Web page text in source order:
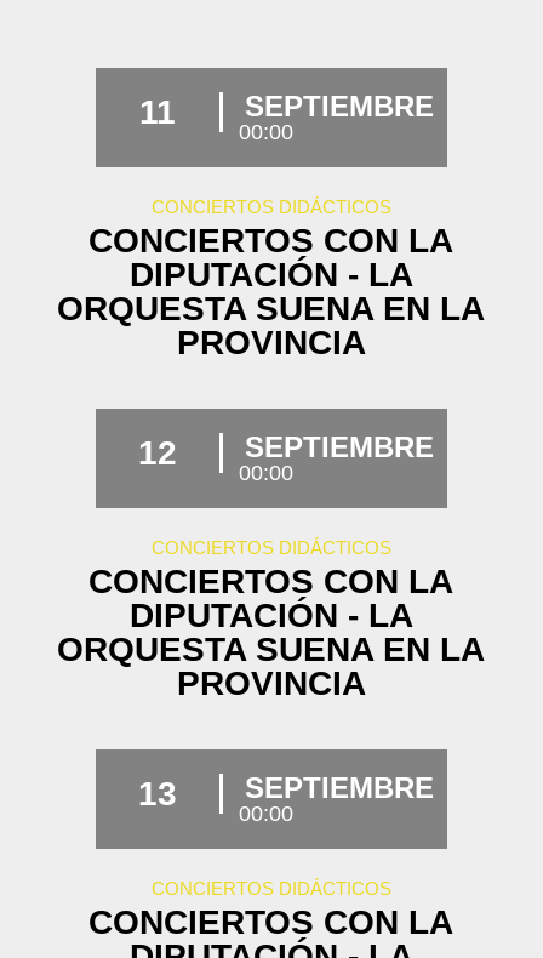
11 SEPTIEMBRE
00:00
CONCIERTOS DIDÁCTICOS
CONCIERTOS CON LA
DIPUTACIÓN - LA
ORQUESTA SUENA EN LA
PROVINCIA
12 SEPTIEMBRE
00:00
CONCIERTOS DIDÁCTICOS
CONCIERTOS CON LA
DIPUTACIÓN - LA
ORQUESTA SUENA EN LA
PROVINCIA
13 SEPTIEMBRE
00:00
CONCIERTOS DIDÁCTICOS
CONCIERTOS CON LA